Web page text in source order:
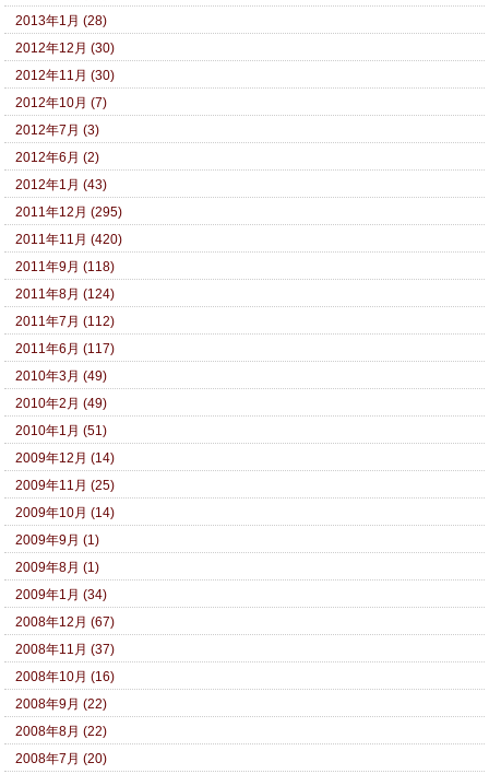
2013年1月 (28)
2012年12月 (30)
2012年11月 (30)
2012年10月 (7)
2012年7月 (3)
2012年6月 (2)
2012年1月 (43)
2011年12月 (295)
2011年11月 (420)
2011年9月 (118)
2011年8月 (124)
2011年7月 (112)
2011年6月 (117)
2010年3月 (49)
2010年2月 (49)
2010年1月 (51)
2009年12月 (14)
2009年11月 (25)
2009年10月 (14)
2009年9月 (1)
2009年8月 (1)
2009年1月 (34)
2008年12月 (67)
2008年11月 (37)
2008年10月 (16)
2008年9月 (22)
2008年8月 (22)
2008年7月 (20)